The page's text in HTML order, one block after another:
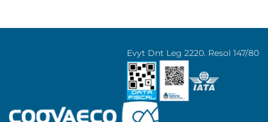
Evyt Dnt Leg 2220. Resol 147/80